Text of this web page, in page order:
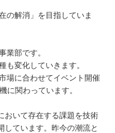
の解消」を目指していま
業部です。
も変化していきます。
場に合わせてイベント開催
に関わっています。
おいて存在する課題を技術
しています。昨今の潮流と